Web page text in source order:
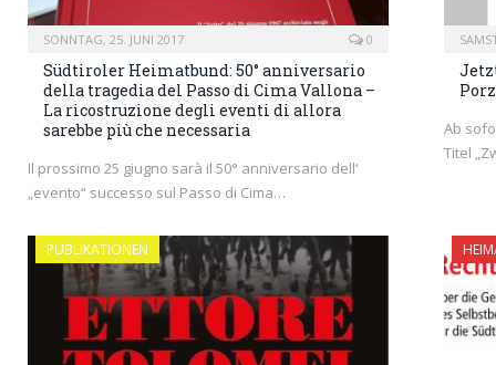
SONNTAG, 25. JUNI 2017 0
Südtiroler Heimatbund: 50° anniversario
della tragedia del Passo di Cima Vallona –
La ricostruzione degli eventi di allora
sarebbe più che necessaria
Il prossimo 25 giugno sarà il 50° anniversario dell‘
„evento“ successo sul Passo di Cima…
Ab
Titel
PUBLIKATIONEN